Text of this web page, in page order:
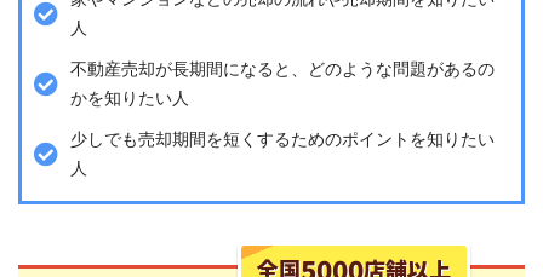
人
不動産売却が長期間になると、どのような問題があるの
かを知りたい人
少しでも売却期間を短くするためのポイントを知りたい
人